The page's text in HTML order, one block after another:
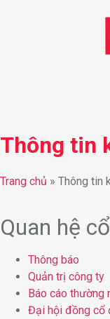
Thông tin
Trang chủ » Thông tin
Quan hệ
Thông báo
Quản trị công ty
Báo cáo thường
Đại hội đồng cổ